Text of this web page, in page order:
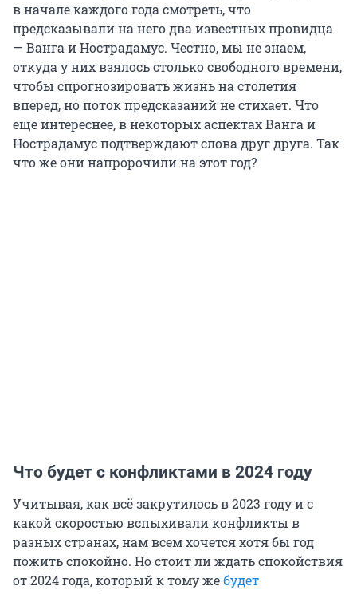
в начале каждого года смотреть, что
предсказывали на него два известных провидца
— Ванга и Нострадамус. Честно, мы не знаем,
откуда у них взялось столько свободного времени,
чтобы спрогнозировать жизнь на столетия
вперед, но поток предсказаний не стихает. Что
еще интереснее, в некоторых аспектах Ванга и
Нострадамус подтверждают слова друг друга. Так
что же они напророчили на этот год?
Что будет с конфликтами в 2024 году
Учитывая, как всё закрутилось в 2023 году и с
какой скоростью вспыхивали конфликты в
разных странах, нам всем хочется хотя бы год
пожить спокойно. Но стоит ли ждать спокойствия
от 2024 года, который к тому жебудет